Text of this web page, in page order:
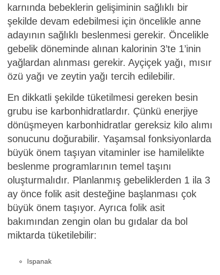
karnında bebeklerin gelişiminin sağlıklı bir
şekilde devam edebilmesi için öncelikle anne
adayının sağlıklı beslenmesi gerekir. Öncelikle
gebelik döneminde alınan kalorinin 3’te 1’inin
yağlardan alınması gerekir. Ayçiçek yağı, mısır
özü yağı ve zeytin yağı tercih edilebilir.
En dikkatli şekilde tüketilmesi gereken besin
grubu ise karbonhidratlardır. Çünkü enerjiye
dönüşmeyen karbonhidratlar gereksiz kilo alımı
sonucunu doğurabilir. Yaşamsal fonksiyonlarda
büyük önem taşıyan vitaminler ise hamilelikte
beslenme programlarının temel taşını
oluşturmalıdır. Planlanmış gebeliklerden 1 ila 3
ay önce folik asit desteğine başlanması çok
büyük önem taşıyor. Ayrıca folik asit
bakımından zengin olan bu gıdalar da bol
miktarda tüketilebilir:
Ispanak